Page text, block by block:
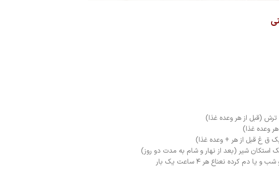
(قبل از هر وعده غذا)
وعده غذا)
شیر (بعد از نهار و شام به مدت دو روز)
نعناع هر ۴ ساعت یک بار